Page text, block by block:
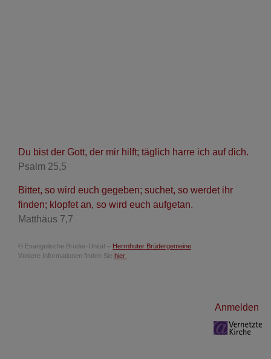
Du bist der Gott, der mir hilft; täglich harre ich auf dich.
Psalm 25,5
Bittet, so wird euch gegeben; suchet, so werdet ihr
finden; klopfet an, so wird euch aufgetan.
Matthäus 7,7
© Evangelische Brüder-Unität – Herrnhuter Brüdergemeine
Weitere Informationen finden Sie hier
Anmelden